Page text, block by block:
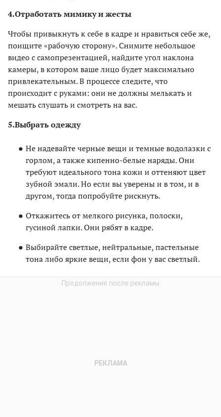
4.Отработать мимику и жесты
Чтобы привыкнуть к себе в кадре и нравиться себе же,
поищите «рабочую сторону». Снимите небольшое
видео с самопрезентацией, найдите угол наклона
камеры, в котором ваше лицо будет максимально
привлекательным. В процессе следите, что
происходит с руками: они не должны мелькать и
мешать слушать и смотреть на вас.
5.Выбрать одежду
Не надевайте черные вещи и темные водолазки с
горлом, а также кипенно-белые наряды. Они
требуют идеального тона кожи и оттеняют цвет
зубной эмали. Но если вы уверены и в том, и в
другом, тогда попробуйте рискнуть.
Откажитесь от мелкого рисунка, полоски,
гусиной лапки. Они рябят в кадре.
Выбирайте светлые, нейтральные, пастельные
тона либо яркие вещи, если фон у вас светлый.